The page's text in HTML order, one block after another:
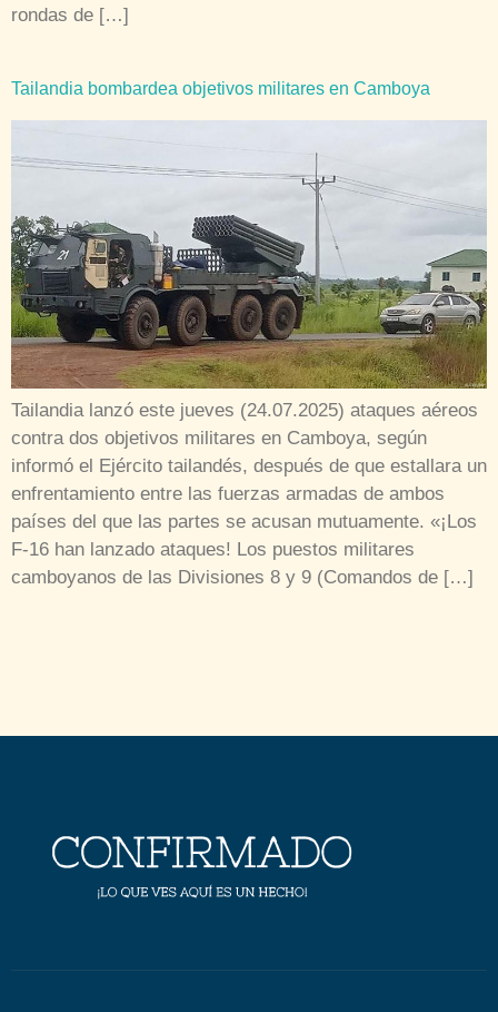
rondas de […]
Tailandia bombardea objetivos militares en Camboya
Tailandia lanzó este jueves (24.07.2025) ataques aéreos
contra dos objetivos militares en Camboya, según
informó el Ejército tailandés, después de que estallara un
enfrentamiento entre las fuerzas armadas de ambos
países del que las partes se acusan mutuamente. «¡Los
F-16 han lanzado ataques! Los puestos militares
camboyanos de las Divisiones 8 y 9 (Comandos de […]